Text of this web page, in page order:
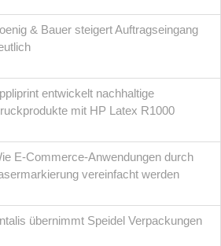
& Bauer steigert Auftragseingang
entwickelt nachhaltige
mit HP Latex R1000
E-Commerce-Anwendungen durch
vereinfacht werden
übernimmt Speidel Verpackungen